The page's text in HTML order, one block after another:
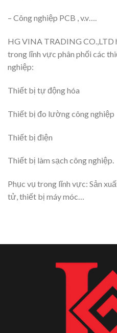
– Công nghiệp PCB , v.v….
HG VINA TRADING CO.,LTD
trong lĩnh vực phân phối các
nghiệp:
Thiết bị tự động hóa
Thiết bị đo lường công nghiệp
Thiết bị điện
Thiết bị làm sạch công nghiệp.
Phục vụ trong lĩnh vực: Sản
tử, thiết bị máy móc…